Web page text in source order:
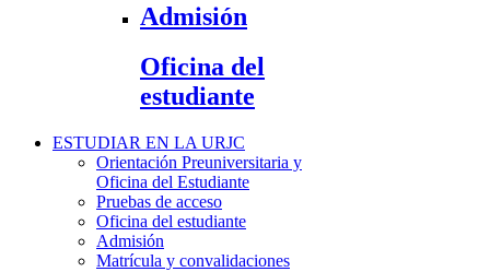
Admisión
Oficina del
estudiante
ESTUDIAR EN LA URJC
Orientación Preuniversitaria y
Oficina del Estudiante
Pruebas de acceso
Oficina del estudiante
Admisión
Matrícula y convalidaciones